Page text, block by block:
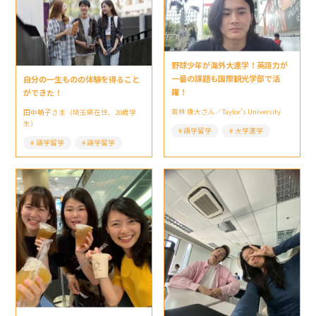
自分の一生ものの体験を得ること
ができた！
田中萌子さま（埼玉県在住、20歳学
生）
語学留学
語学留学
野球少年が海外大進学！英語力が
一番の課題も国際観光学部で活
躍！
若林 康大さん／Taylor’s University
語学留学
大学進学